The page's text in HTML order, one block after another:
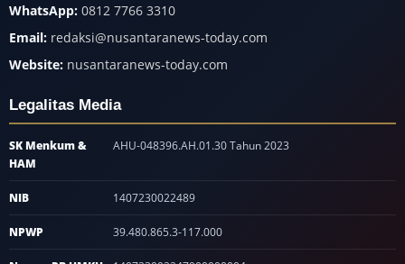
WhatsApp: 0812 7766 3310
Email: redaksi@nusantaranews-today.com
Website: nusantaranews-today.com
Legalitas Media
SK Menkum &
HAM
AHU-048396.AH.01.30 Tahun 2023
NIB 1407230022489
NPWP 39.480.865.3-117.000